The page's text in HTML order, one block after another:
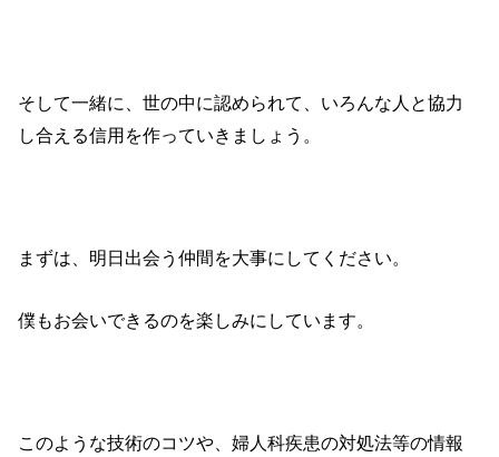
そして一緒に、世の中に認められて、いろんな人と協力
し合える信用を作っていきましょう。
まずは、明日出会う仲間を大事にしてください。
僕もお会いできるのを楽しみにしています。
このような技術のコツや、婦人科疾患の対処法等の情報